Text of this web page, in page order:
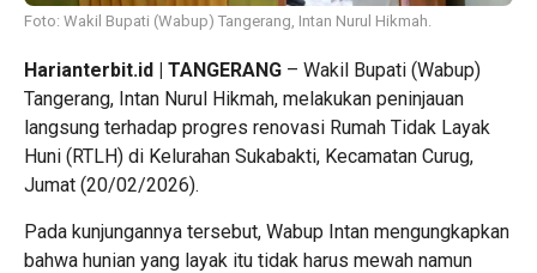
Foto: Wakil Bupati (Wabup) Tangerang, Intan Nurul Hikmah.
Harianterbit.id | TANGERANG – Wakil Bupati (Wabup)
Tangerang, Intan Nurul Hikmah, melakukan peninjauan
langsung terhadap progres renovasi Rumah Tidak Layak
Huni (RTLH) di Kelurahan Sukabakti, Kecamatan Curug,
Jumat (20/02/2026).
Pada kunjungannya tersebut, Wabup Intan mengungkapkan
bahwa hunian yang layak itu tidak harus mewah namun